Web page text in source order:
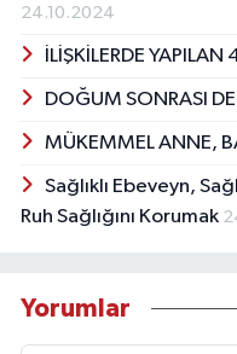
24.10.2024
İLİŞKİLERDE
DOĞUM SONRASI
MÜKEMMEL ANNE,
Sağlıklı Ebeveyn,
Ruh Sağlığını Korumak
Yorumlar